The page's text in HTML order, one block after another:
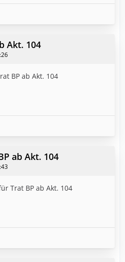
Akt. 104
BP ab Akt. 104
ab Akt. 104
Trat BP ab Akt. 104